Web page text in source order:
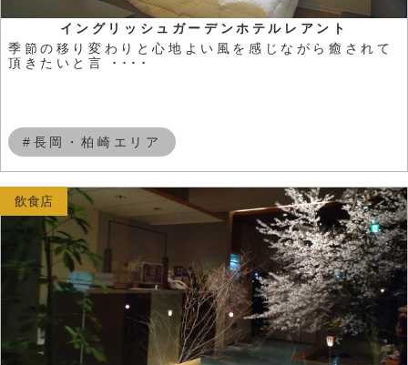
イングリッシュガーデンホテルレアント
季節の移り変わりと心地よい風を感じながら癒されて
頂きたいと言 ････
#長岡・柏崎エリア
飲食店